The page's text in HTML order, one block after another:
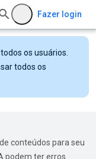
Fazer login
os usuários.
todos os
conteúdos para seu
podem ter erros.